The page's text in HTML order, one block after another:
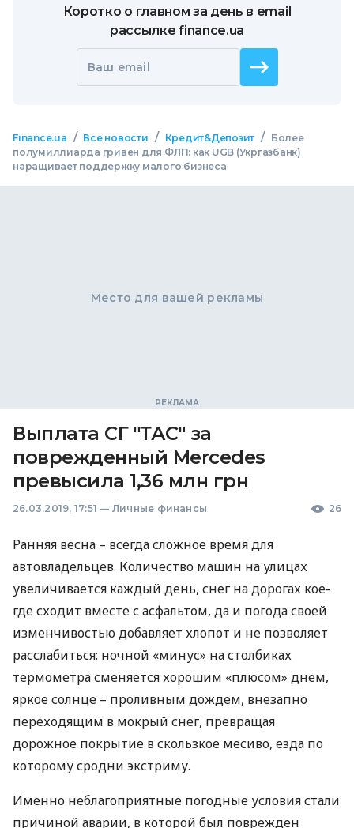
Коротко о главном за день в email
рассылке finance.ua
Ваш email
Finance.ua / Все новости / Кредит&Депозит /
Более
полумиллиарда гривен для ФЛП: как UGB (Укргазбанк)
наращивает поддержку малого бизнеса
Место для вашей рекламы
Выплата СГ "ТАС" за
поврежденный Mercedes
превысила 1,36 млн грн
26.03.2019, 17:51 — Личные финансы 26
Ранняя весна – всегда сложное время для
автовладельцев. Количество машин на улицах
увеличивается каждый день, снег на дорогах кое-
где сходит вместе с асфальтом, да и погода своей
изменчивостью добавляет хлопот и не позволяет
расслабиться: ночной «минус» на столбиках
термометра сменяется хорошим «плюсом» днем,
яркое солнце – проливным дождем, внезапно
переходящим в мокрый снег, превращая
дорожное покрытие в скользкое месиво, езда по
которому сродни экстриму.
Именно неблагоприятные погодные условия стали
причиной аварии, в которой был поврежден